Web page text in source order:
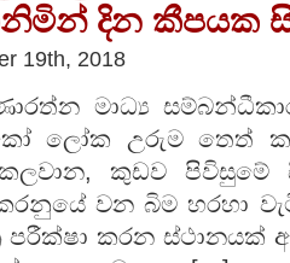
දින කීපයක
19th, 2018
මාධ්‍ය
ලෝක උරුම තෙත්
කුඩව පිවිසුමේ
වන බිම හරහා
පරීක්ෂා කරන ස්ථානයක්